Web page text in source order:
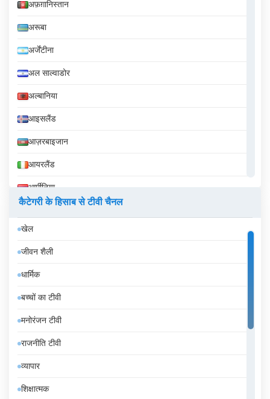
अफ़ग़ानिस्तान
अरूबा
अर्जेंटीना
अल साल्वाडोर
अल्बानिया
आइसलैंड
आज़रबाइजान
आयरलैंड
आर्मीनिया
इज़राइल
इटली
इंडोनेशिया
इथियोपिया
इराक
ईरान
उज़्बेकिस्तान
उरुग्वे
कैटेगरी के हिसाब से टीवी चैनल
खेल
जीवन शैली
धार्मिक
बच्चों का टीवी
मनोरंजन टीवी
राजनीति टीवी
व्यापार
शिक्षात्मक